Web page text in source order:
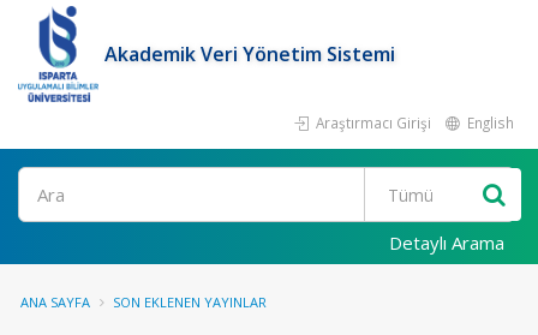
Akademik Veri Yönetim Sistemi
Araştırmacı Girişi English
Ara
Detaylı Arama
ANA SAYFA SON EKLENEN YAYINLAR